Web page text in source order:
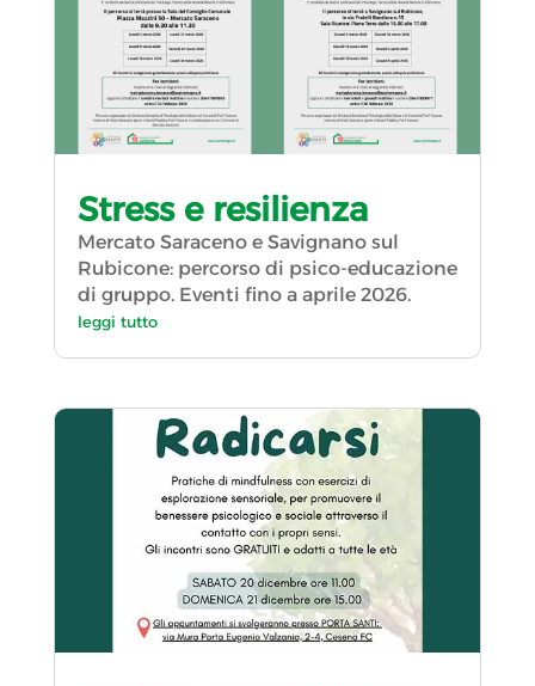
Stress e resilienza
Mercato Saraceno e Savignano sul
Rubicone: percorso di psico-educazione
di gruppo. Eventi fino a aprile 2026.
leggi tutto